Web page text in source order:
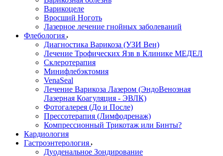
Варикоцеле
Вросший Ноготь
Лазерное лечение гнойных заболеваний
Флебология
Диагностика Варикоза (УЗИ Вен)
Лечение Трофических Язв в Клинике МЕДЕЛ
Склеротерапия
Минифлебэктомия
VenaSeal
Лечение Варикоза Лазером (ЭндоВенозная
Лазерная Коагуляция - ЭВЛК)
Фотогалерея (До и После)
Прессотерапия (Лимфодренаж)
Компрессионный Трикотаж или Бинты?
Кардиология
Гастроэнтерология
Дуоденальное Зондирование